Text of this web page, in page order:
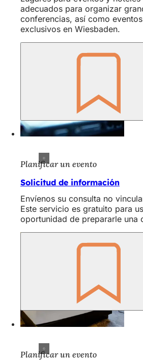
adecuados para organizar
conferencias, así como
exclusivos en Wiesbaden.
Planificar un evento
Solicitud de información
Envíenos su consulta no
Este servicio es gratuito para
oportunidad de prepararle una
Planificar un evento